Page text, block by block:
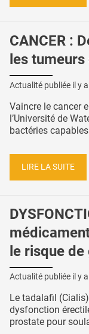
CANCER :
les
Actualité publiée il y a
Vaincre le cancer
l’Université de
bactéries
LIRE LA SUITE
le risque
Actualité publiée il y a
Le tadalafil
dysfonction
prostate pour